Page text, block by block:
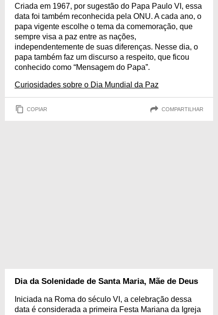
Criada em 1967, por sugestão do Papa Paulo VI, essa
data foi também reconhecida pela ONU. A cada ano, o
papa vigente escolhe o tema da comemoração, que
sempre visa a paz entre as nações,
independentemente de suas diferenças. Nesse dia, o
papa também faz um discurso a respeito, que ficou
conhecido como “Mensagem do Papa”.
Curiosidades sobre o Dia Mundial da Paz
COPIAR COMPARTILHAR
Dia da Solenidade de Santa Maria, Mãe de Deus
Iniciada na Roma do século VI, a celebração dessa
data é considerada a primeira Festa Mariana da Igreja